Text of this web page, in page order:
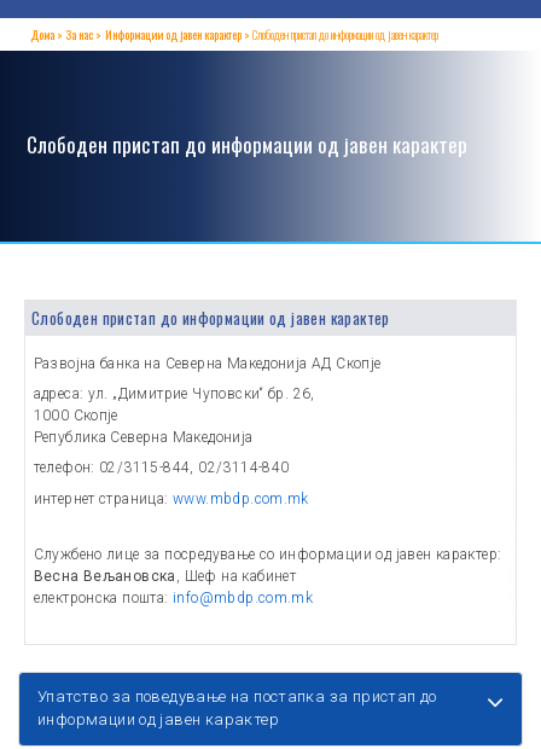
Дома За нас Информации од јавен карактер Слободен пристап до информации од јавен карактер
Слободен пристап до информации од јавен карактер
Слободен пристап до информации од јавен карактер
Развојна банка на Северна Македонија АД Скопје
адреса: ул. „Димитрие Чуповски“ бр. 26,
1000 Скопје
Република Северна Македонија
телефон: 02/3115-844, 02/3114-840
интернет страница:www.mbdp.com.mk
Службено лице за посредување со информации од јавен карактер:
Весна Вељановска , Шеф на кабинет
електронска пошта: info@mbdp.com.mk
Упатство за поведување на постапка за пристап до
информации од јавен карактер